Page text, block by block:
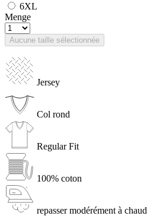
6XL
Menge
Aucune taille sélectionnée
Jersey
Col rond
Regular Fit
100% coton
repasser modérément à chaud